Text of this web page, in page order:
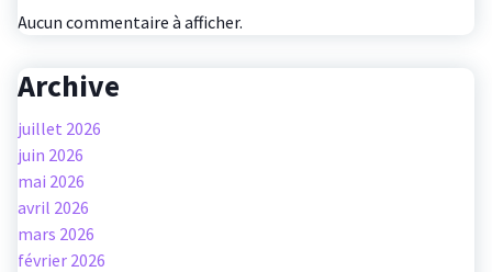
Aucun commentaire à afficher.
Archive
juillet 2026
juin 2026
mai 2026
avril 2026
mars 2026
février 2026